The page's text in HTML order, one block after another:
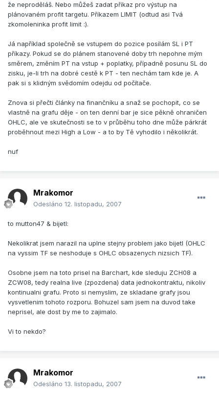
že neproděláš. Nebo můžeš zadat příkaz pro výstup na
plánovaném profit targetu. Příkazem LIMIT (odtud asi Tvá
zkomoleninka profit limit :).
Já například společně se vstupem do pozice posílám SL i PT
příkazy. Pokud se do plánem stanovené doby trh nepohne mým
směrem, změním PT na vstup + poplatky, případně posunu SL do
zisku, je-li trh na dobré cestě k PT - ten nechám tam kde je. A
pak si s klidným svědomím odejdu od počítače.
Znova si přečti články na finančníku a snaž se pochopit, co se
vlastně na grafu děje - on ten denní bar je sice pěkně ohraničen
OHLC, ale ve skutečnosti se to v průběhu toho dne může párkrát
proběhnout mezi High a Low - a to by Tě vyhodilo i několikrát.
nuf
Mrakomor
Odesláno 12. listopadu, 2007
to mutton47 & bijetl:
Nekolikrat jsem narazil na uplne stejny problem jako bijetl (OHLC
na vyssim TF se neshoduje s OHLC obsazenych nizsich TF).
Osobne jsem na toto prisel na Barchart, kde sleduju ZCH08 a
ZCW08, tedy realna live (zpozdena) data jednokontraktu, nikoliv
kontinualni grafu. Proto si nemyslim, ze skladane grafy jsou
vysvetlenim tohoto rozporu. Bohuzel sam jsem na duvod take
neprisel, ale dost by me to zajimalo.
Vi to nekdo?
Mrakomor
Odesláno 13. listopadu, 2007